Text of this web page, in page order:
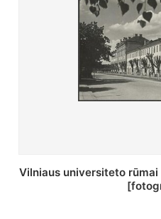
St. Batoro